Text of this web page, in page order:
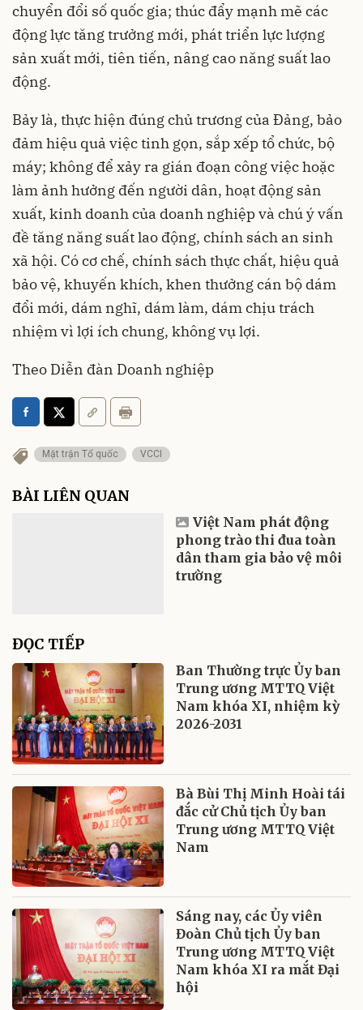
chuyển đổi số quốc gia; thúc đẩy mạnh mẽ các
động lực tăng trưởng mới, phát triển lực lượng
sản xuất mới, tiên tiến, nâng cao năng suất lao
động.
Bảy là, thực hiện đúng chủ trương của Đảng, bảo
đảm hiệu quả việc tinh gọn, sắp xếp tổ chức, bộ
máy; không để xảy ra gián đoạn công việc hoặc
làm ảnh hưởng đến người dân, hoạt động sản
xuất, kinh doanh của doanh nghiệp và chú ý vấn
đề tăng năng suất lao động, chính sách an sinh
xã hội. Có cơ chế, chính sách thực chất, hiệu quả
bảo vệ, khuyến khích, khen thưởng cán bộ dám
đổi mới, dám nghĩ, dám làm, dám chịu trách
nhiệm vì lợi ích chung, không vụ lợi.
Theo Diễn đàn Doanh nghiệp
Mặt trận Tổ quốc VCCI
BÀI LIÊN QUAN
Việt Nam phát động
phong trào thi đua toàn
dân tham gia bảo vệ môi
trường
ĐỌC TIẾP
Ban Thường trực Ủy ban
Trung ương MTTQ Việt
Nam khóa XI, nhiệm kỳ
2026-2031
Bà Bùi Thị Minh Hoài tái
đắc cử Chủ tịch Ủy ban
Trung ương MTTQ Việt
Nam
Sáng nay, các Ủy viên
Đoàn Chủ tịch Ủy ban
Trung ương MTTQ Việt
Nam khóa XI ra mắt Đại
hội